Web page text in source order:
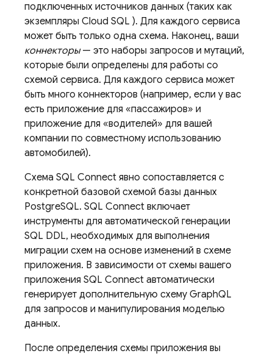
подключенных источников данных (таких как
экземпляры Cloud SQL ). Для каждого сервиса
может быть только одна схема. Наконец, ваши
коннекторы— это наборы запросов и мутаций,
которые были определены для работы со
схемой сервиса. Для каждого сервиса может
быть много коннекторов (например, если у вас
есть приложение для «пассажиров» и
приложение для «водителей» для вашей
компании по совместному использованию
автомобилей).
Схема SQL Connect явно сопоставляется с
конкретной базовой схемой базы данных
PostgreSQL. SQL Connect включает
инструменты для автоматической генерации
SQL DDL, необходимых для выполнения
миграции схем на основе изменений в схеме
приложения. В зависимости от схемы вашего
приложения SQL Connect автоматически
генерирует дополнительную схему GraphQL
для запросов и манипулирования моделью
данных.
После определения схемы приложения вы